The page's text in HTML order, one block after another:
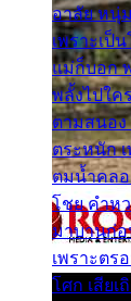
อาลัย หนุ่
เพราะเป็
แม่ก็บอก
พลั้งไปใค
ตามสนอง
ตระหนัก
ตมน้ำคลอ
โชย คำห
มาบานก่อ
เพราะตร
โศก เสียเ